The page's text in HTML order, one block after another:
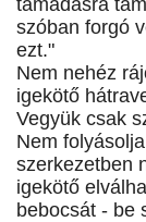
támadásra
szóban forgó
ezt."
Nem nehéz
igekötő
Vegyük csak
Nem
szerkezetben
igekötő
bebocsát - be